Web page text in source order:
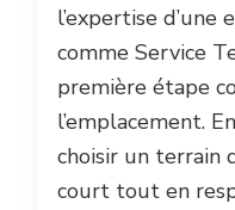
l’expertise d’une
comme Service
première étape
l’emplacement.
choisir un terrain
court tout en